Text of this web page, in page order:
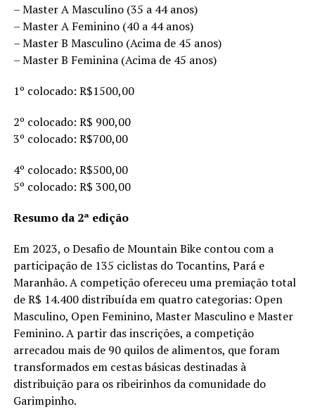
– Master A Masculino (35 a 44 anos)
– Master A Feminino (40 a 44 anos)
– Master B Masculino (Acima de 45 anos)
– Master B Feminina (Acima de 45 anos)
1º colocado: R$1500,00
2º colocado: R$ 900,00
3º colocado: R$700,00
4º colocado: R$500,00
5º colocado: R$ 300,00
Resumo da 2ª edição
Em 2023, o Desafio de Mountain Bike contou com a
participação de 135 ciclistas do Tocantins, Pará e
Maranhão. A competição ofereceu uma premiação total
de R$ 14.400 distribuída em quatro categorias: Open
Masculino, Open Feminino, Master Masculino e Master
Feminino. A partir das inscrições, a competição
arrecadou mais de 90 quilos de alimentos, que foram
transformados em cestas básicas destinadas à
distribuição para os ribeirinhos da comunidade do
Garimpinho.